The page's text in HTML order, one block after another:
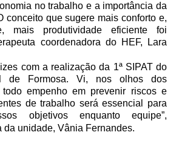
no trabalho e a importância da
conceito que sugere mais conforto e,
mais produtividade eficiente foi
coordenadora do HEF, Lara
com a realização da 1ª SIPAT do
de Formosa. Vi, nos olhos dos
todo empenho em prevenir riscos e
de trabalho será essencial para
objetivos enquanto equipe”,
da unidade, Vânia Fernandes.